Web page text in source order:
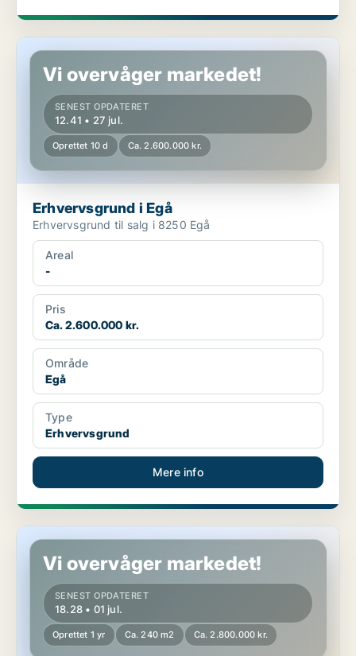
Erhvervsgrund i Egå
Vi overvåger markedet!
SENEST OPDATERET
12.41 • 27 jul.
Oprettet 10 d Ca. 2.600.000 kr.
Erhvervsgrund i Egå
Erhvervsgrund til salg i 8250 Egå
Areal
-
Pris
Ca. 2.600.000 kr.
Område
Egå
Type
Erhvervsgrund
Mere info
Butik i Egå
Vi overvåger markedet!
SENEST OPDATERET
18.28 • 01 jul.
Oprettet 1 yr Ca. 240 m2 Ca. 2.800.000 kr.